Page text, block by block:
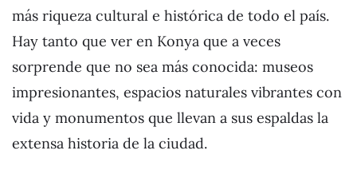
más riqueza cultural e histórica de todo el país.
Hay tanto que ver en Konya que a veces
sorprende que no sea más conocida: museos
impresionantes, espacios naturales vibrantes con
vida y monumentos que llevan a sus espaldas la
extensa historia de la ciudad.